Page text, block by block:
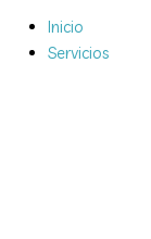
Inicio
Servicios